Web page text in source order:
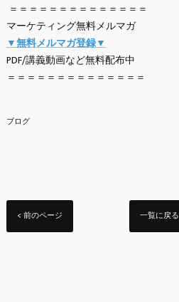
＝＝＝＝＝＝＝＝＝＝＝＝＝＝
マーケティング無料メルマガ
▼無料メルマガ登録▼
PDF/講義動画など無料配布中
＝＝＝＝＝＝＝＝＝＝＝＝＝＝
ブログ
< 前のページ 一覧に戻る